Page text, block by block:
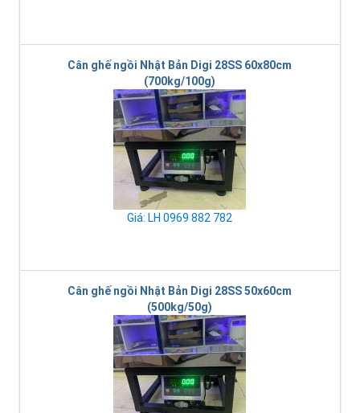
Cân ghế ngồi Nhật Bản Digi 28SS 60x80cm
(700kg/100g)
Giá: LH 0969 882 782
Cân ghế ngồi Nhật Bản Digi 28SS 50x60cm
(500kg/50g)